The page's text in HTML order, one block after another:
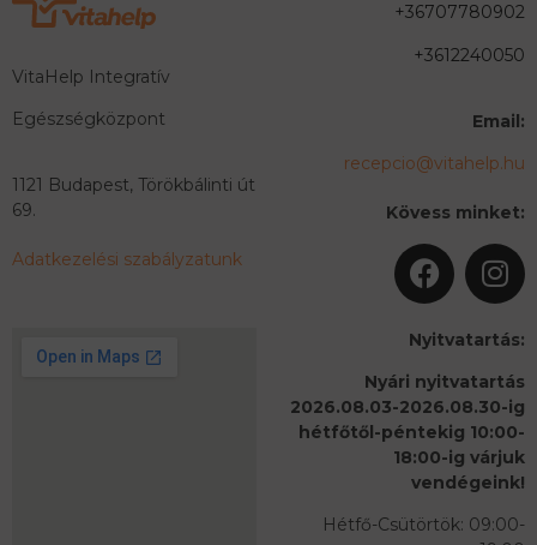
VitaHelp Integratív
Egészségközpont
1121 Budapest, Törökbálinti út
69.
Adatkezelési szabályzatunk
+36707780902
+3612240050
Email:
recepcio@vitahelp.hu
Kövess minket:
Nyitvatartás:
Nyári nyitvatartás
2026.08.03-2026.08.30-ig
hétfőtől-péntekig 10:00-
18:00-ig várjuk
vendégeink!
Hétfő-Csütörtök: 09:00-